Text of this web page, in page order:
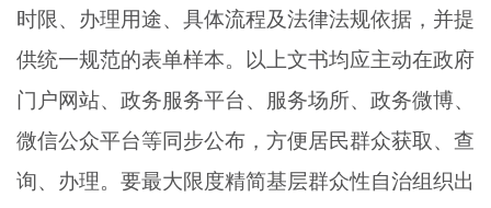
时限、办理用途、具体流程及法律法规依据，并提
供统一规范的表单样本。以上文书均应主动在政府
门户网站、政务服务平台、服务场所、政务微博、
微信公众平台等同步公布，方便居民群众获取、查
询、办理。要最大限度精简基层群众性自治组织出